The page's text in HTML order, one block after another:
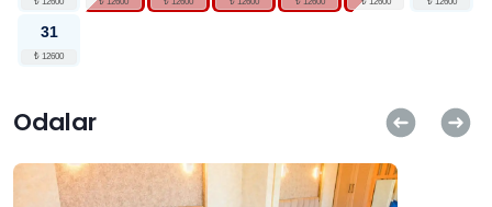
31
Odalar